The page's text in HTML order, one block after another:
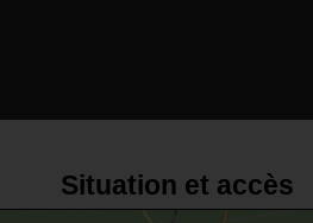
Situation et accès